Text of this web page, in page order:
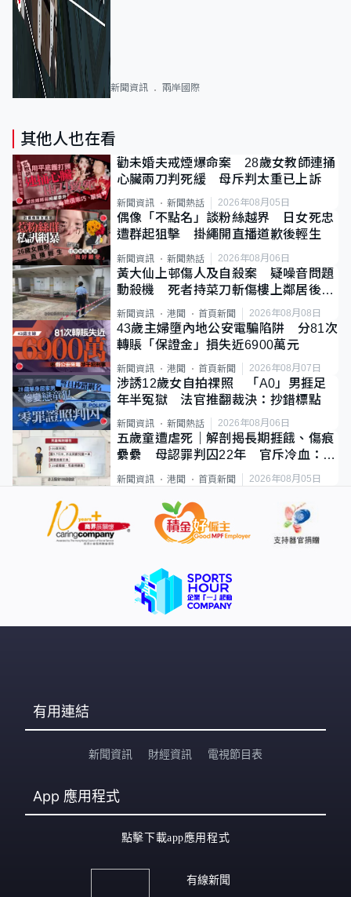
新聞資訊 兩岸國際
其他人也在看
勸未婚夫戒煙爆命案 28歲女教師連捅
心臟兩刀判死緩 母斥判太重已上訴
新聞資訊 新聞熱話 2026年08月05日
偶像「不點名」談粉絲越界 日女死忠
遭群起狙擊 掛繩開直播道歉後輕生
新聞資訊 新聞熱話 2026年08月06日
黃大仙上邨傷人及自殺案 疑噪音問題
動殺機 死者持菜刀斬傷樓上鄰居後墮
斃
新聞資訊 港聞 首頁新聞 2026年08月08日
43歲主婦墮內地公安電騙陷阱 分81次
轉賬「保證金」損失近6900萬元
新聞資訊 港聞 首頁新聞 2026年08月07日
涉誘12歲女自拍祼照 「A0」男捱足
年半冤獄 法官推翻裁決：抄錯標點
新聞資訊 新聞熱話 2026年08月06日
五歲童遭虐死｜解剖揭長期捱餓、傷痕
纍纍 母認罪判囚22年 官斥冷血：同
類案最惡劣
新聞資訊 港聞 首頁新聞 2026年08月05日
有用連結
新聞資訊 財經資訊 電視節目表
App 應用程式
點擊下載app應用程式
有線新聞